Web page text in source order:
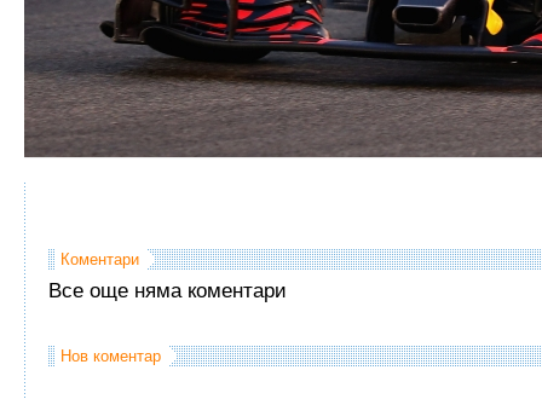
Коментари
Все още няма коментари
Нов коментар